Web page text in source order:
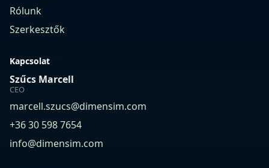
Rólunk
Szerkesztők
Kapcsolat
Szűcs Marcell
CEO
marcell.szucs@dimensim.com
+36 30 598 7654
info@dimensim.com